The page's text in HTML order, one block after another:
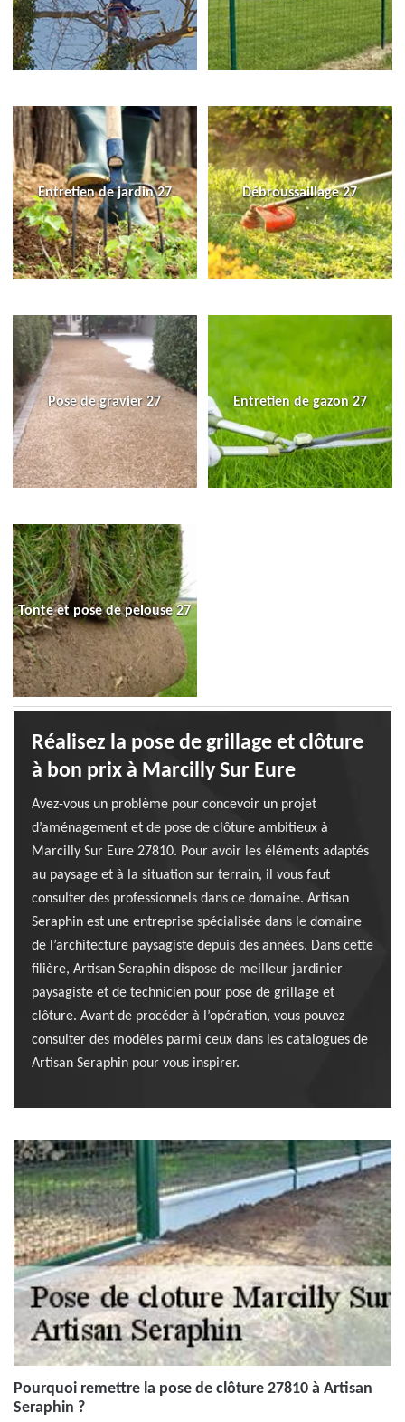
Entretien de jardin 27 Débroussaillage 27
Pose de gravier 27 Entretien de gazon 27
Tonte et pose de pelouse 27
Réalisez la pose de grillage et clôture
à bon prix à Marcilly Sur Eure
Avez-vous un problème pour concevoir un projet
d’aménagement et de pose de clôture ambitieux à
Marcilly Sur Eure 27810. Pour avoir les éléments adaptés
au paysage et à la situation sur terrain, il vous faut
consulter des professionnels dans ce domaine. Artisan
Seraphin est une entreprise spécialisée dans le domaine
de l’architecture paysagiste depuis des années. Dans cette
filière, Artisan Seraphin dispose de meilleur jardinier
paysagiste et de technicien pour pose de grillage et
clôture. Avant de procéder à l’opération, vous pouvez
consulter des modèles parmi ceux dans les catalogues de
Artisan Seraphin pour vous inspirer.
Pourquoi remettre la pose de clôture 27810 à Artisan
Seraphin ?